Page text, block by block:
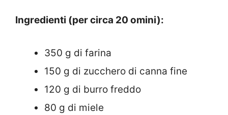
Ingredienti (per circa 20 omini):
350 g di farina
150 g di zucchero di canna fine
120 g di burro freddo
80 g di miele